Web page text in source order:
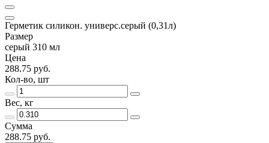
Герметик силикон. универс.серый (0,31л)
Размер
серый 310 мл
Цена
288.75 руб.
Кол-во, шт
Вес, кг
Сумма
288.75 руб.